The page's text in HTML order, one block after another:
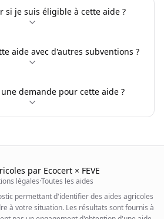
si je suis éligible à cette aide ?
aide avec d'autres subventions ?
demande pour cette aide ?
par Ecocert × FEVE
légales·Toutes les aides
permettant d'identifier des aides agricoles
à votre situation. Les résultats sont fournis à